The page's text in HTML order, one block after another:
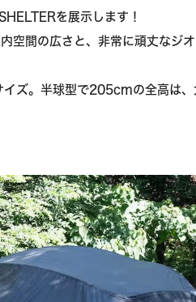
を展示します！
空間の広さと、非常に頑丈なジ
ズ。半球型で205cmの全高は、